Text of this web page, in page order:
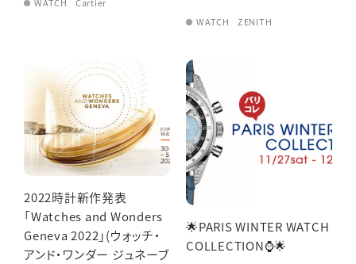
WATCH ZENITH
2022時計新作発表
「Watches and Wonders
Geneva 2022」(ウォッチ・
アンド・ワンダー ジュネーブ
🌟PARIS WINTER WATCH
COLLECTION⌚️🌟